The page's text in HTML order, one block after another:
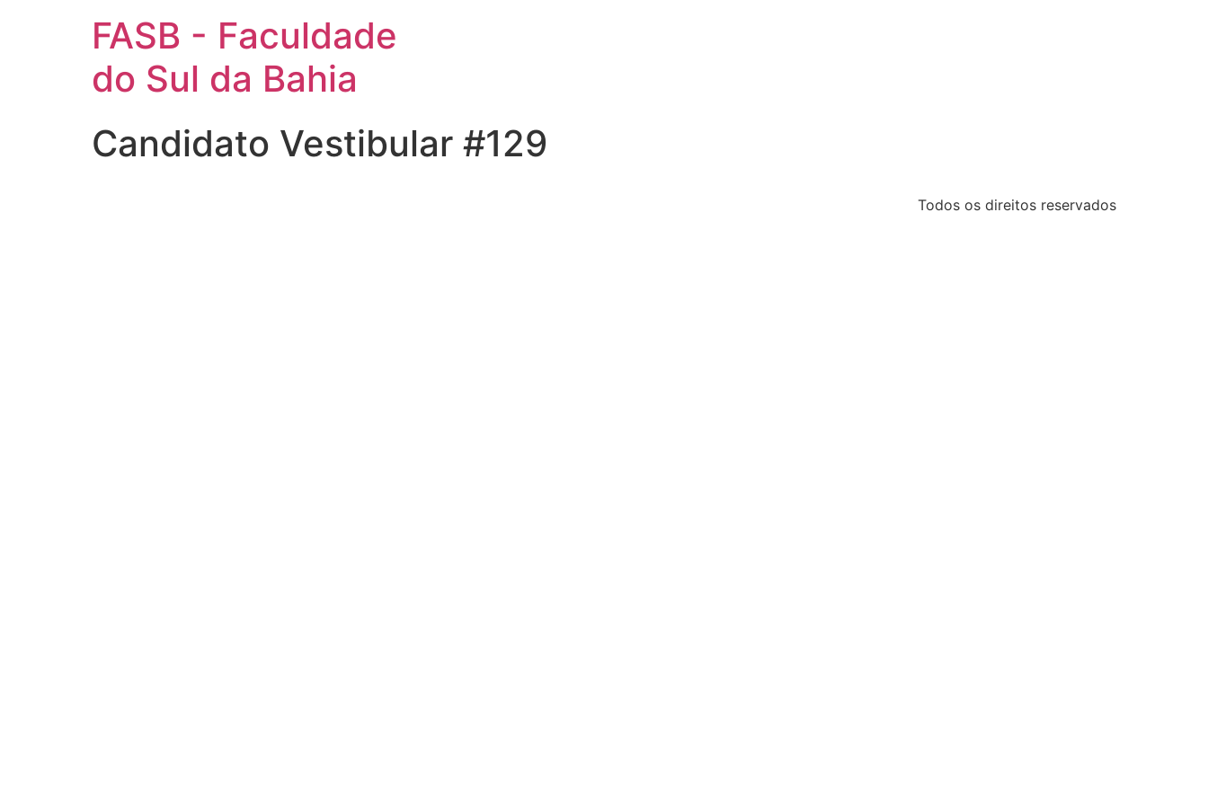
FASB - Faculdade
do Sul da Bahia
Candidato Vestibular #129
Todos os direitos reservados